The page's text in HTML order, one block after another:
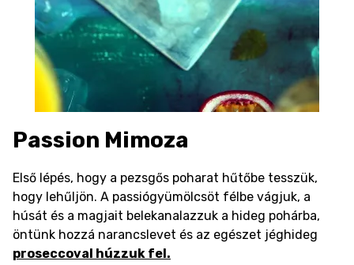
Passion Mimoza
Első lépés, hogy a pezsgős poharat hűtőbe tesszük,
hogy lehűljön. A passiógyümölcsöt félbe vágjuk, a
húsát és a magjait belekanalazzuk a hideg pohárba,
öntünk hozzá narancslevet és az egészet jéghideg
proseccoval húzzuk fel.